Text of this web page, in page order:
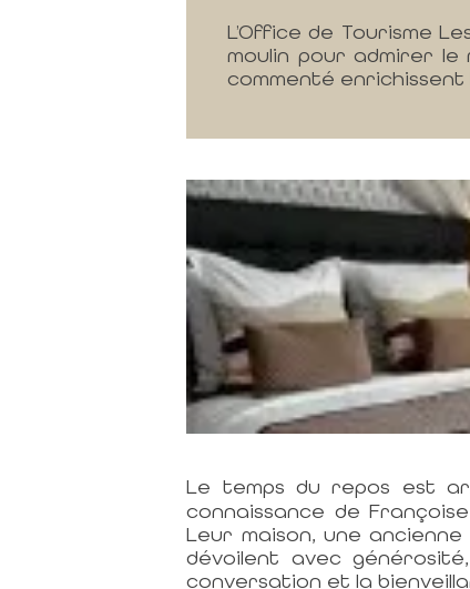
L’Office de Tourisme
moulin pour admirer le
commenté
Le temps du repos est
connaissance de
Leur maison, une
dévoilent avec
conversation et la